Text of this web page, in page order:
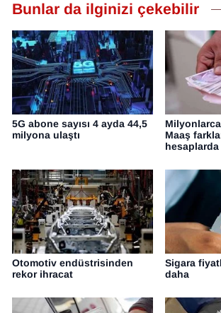
Bunlar da ilginizi çekebilir
5G abone sayısı 4 ayda 44,5
milyona ulaştı
Maaş
hesaplarda
Otomotiv endüstrisinden
rekor ihracat
Sigara
daha